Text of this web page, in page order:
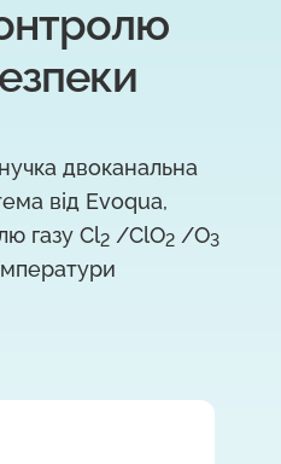
двоканальна
від Evoqua,
газу Cl2/ClO2/O3